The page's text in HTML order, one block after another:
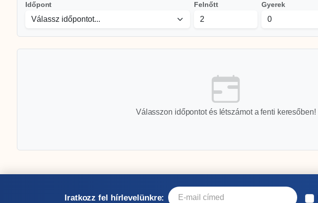
Időpont Felnőtt Gyerek
Válasszon időpontot és létszámot a fenti keresőben!
Iratkozz fel hírlevelünkre: